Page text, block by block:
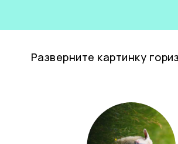
Разверните картинку